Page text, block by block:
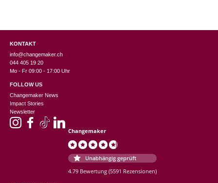
KONTAKT
info@changemaker.ch
044 405 19 20
Mo - Fr 09:00 - 17:00 Uhr
FOLLOW US
Changemaker News
Impact Stories
Newsletter
Changemaker
Unabhängig geprüft
4.79 Bewertung (5591 Rezensionen)